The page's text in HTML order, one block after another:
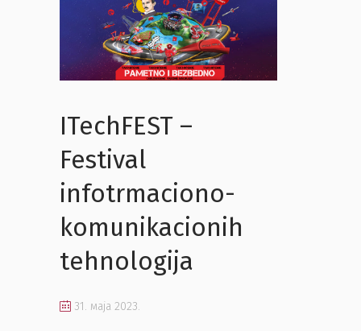
ITechFEST –
Festival
infotrmaciono-
komunikacionih
tehnologija
31. маја 2023.